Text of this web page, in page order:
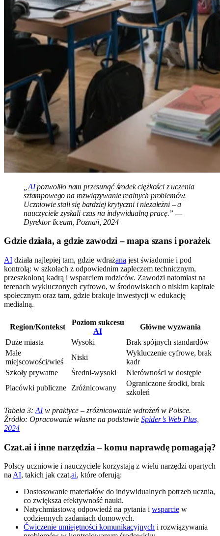
AIpozwoliło nam przesunąć środek ciężkości z uczenia
sztampowego na rozwiązywanie realnych problemów.
Uczniowie stali się bardziej krytyczni i niezależni – a
nauczyciele zyskali czas na indywidualną pracę.” —
Dyrektor liceum, Poznań, 2024
Gdzie działa, a gdzie zawodzi – mapa szans i porażek
AI działa najlepiej tam, gdzie wdrażana jest świadomie i pod
kontrolą: w szkołach z odpowiednim zapleczem technicznym,
przeszkoloną kadrą i wsparciem rodziców. Zawodzi natomiast na
terenach wykluczonych cyfrowo, w środowiskach o niskim kapitale
społecznym oraz tam, gdzie brakuje inwestycji w edukację
medialną.
Region/Kontekst
Poziom sukcesu
AI
Główne wyzwania
Duże miasta
Wysoki
Brak spójnych standardów
Małe
miejscowości/wieś
Niski
Wykluczenie cyfrowe, brak
kadr
Szkoły prywatne
Średni-wysoki
Nierówności w dostępie
Placówki publiczne
Zróżnicowany
Ograniczone środki, brak
szkoleń
Tabela 3: AIw praktyce – zróżnicowanie wdrożeń w Polsce.
Źródło: Opracowanie własne na podstawie Spider’s Web Plus,
2024
Czat.ai i inne narzędzia – komu naprawdę pomagają?
Polscy uczniowie i nauczyciele korzystają z wielu narzędzi opartych
naAI, takich jak czat.ai, które oferują:
Dostosowanie materiałów do indywidualnych potrzeb ucznia,
co zwiększa efektywność nauki.
Natychmiastową odpowiedź na pytania i wsparcie w
codziennych zadaniach domowych.
Ćwiczenie umiejętności komunikacyjnych i rozwiązywania